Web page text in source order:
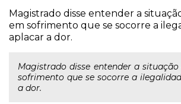
Magistrado disse entender a
em sofrimento que se socorre a
aplacar a dor.
Magistrado disse entender a
sofrimento que se socorre a
a dor.